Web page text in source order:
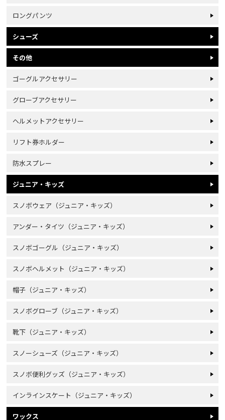
ロングパンツ
シューズ
その他
ゴーグルアクセサリー
グローブアクセサリー
ヘルメットアクセサリー
リフト券ホルダー
防水スプレー
ジュニア・キッズ
スノボウェア（ジュニア・キッズ）
アンダー・タイツ（ジュニア・キッズ）
スノボゴーグル（ジュニア・キッズ）
スノボヘルメット（ジュニア・キッズ）
帽子（ジュニア・キッズ）
スノボグローブ（ジュニア・キッズ）
靴下（ジュニア・キッズ）
スノーシューズ（ジュニア・キッズ）
スノボ便利グッズ（ジュニア・キッズ）
インラインスケート（ジュニア・キッズ）
ワックス